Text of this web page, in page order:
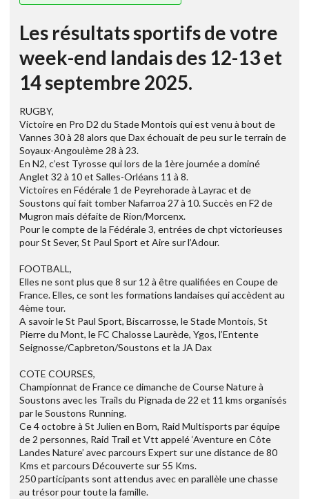
Les résultats sportifs de votre
week-end landais des 12-13 et
14 septembre 2025.
RUGBY,
Victoire en Pro D2 du Stade Montois qui est venu à bout de
Vannes 30 à 28 alors que Dax échouait de peu sur le terrain de
Soyaux-Angoulème 28 à 23.
En N2, c’est Tyrosse qui lors de la 1ère journée a dominé
Anglet 32 à 10 et Salles-Orléans 11 à 8.
Victoires en Fédérale 1 de Peyrehorade à Layrac et de
Soustons qui fait tomber Nafarroa 27 à 10. Succès en F2 de
Mugron mais défaite de Rion/Morcenx.
Pour le compte de la Fédérale 3, entrées de chpt victorieuses
pour St Sever, St Paul Sport et Aire sur l’Adour.
FOOTBALL,
Elles ne sont plus que 8 sur 12 à être qualifiées en Coupe de
France. Elles, ce sont les formations landaises qui accèdent au
4ème tour.
A savoir le St Paul Sport, Biscarrosse, le Stade Montois, St
Pierre du Mont, le FC Chalosse Laurède, Ygos, l’Entente
Seignosse/Capbreton/Soustons et la JA Dax
COTE COURSES,
Championnat de France ce dimanche de Course Nature à
Soustons avec les Trails du Pignada de 22 et 11 kms organisés
par le Soustons Running.
Ce 4 octobre à St Julien en Born, Raid Multisports par équipe
de 2 personnes, Raid Trail et Vtt appelé ‘Aventure en Côte
Landes Nature’ avec parcours Expert sur une distance de 80
Kms et parcours Découverte sur 55 Kms.
250 participants sont attendus avec en parallèle une chasse
au trésor pour toute la famille.